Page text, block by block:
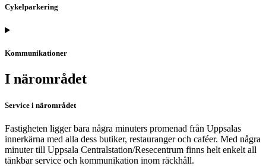
Cykelparkering
Kommunikationer
I närområdet
Service i närområdet
Fastigheten ligger bara några minuters promenad från Uppsalas
innerkärna med alla dess butiker, restauranger och caféer. Med några
minuter till Uppsala Centralstation/Resecentrum finns helt enkelt all
tänkbar service och kommunikation inom räckhåll.